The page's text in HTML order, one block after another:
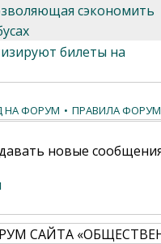
сэкономить
билеты на
НА ФОРУМ • ПРАВИЛА
новые
САЙТА